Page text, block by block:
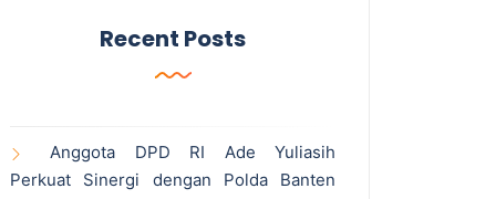
Recent Posts
Anggota DPD RI Ade Yuliasih
Perkuat Sinergi dengan Polda Banten